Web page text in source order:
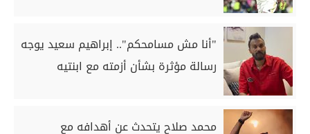
"أنا مش مسامحكم".. إبراهيم سعيد يوجه
رسالة مؤثرة بشأن أزمته مع ابنتيه
محمد صلاح يتحدث عن أهدافه مع